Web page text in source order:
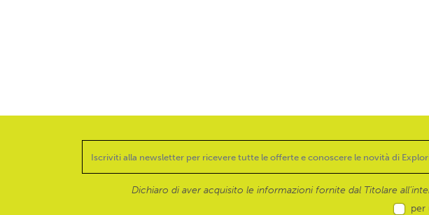
Dichiaro di aver acquisito le informazioni fornite dal Titolare
per